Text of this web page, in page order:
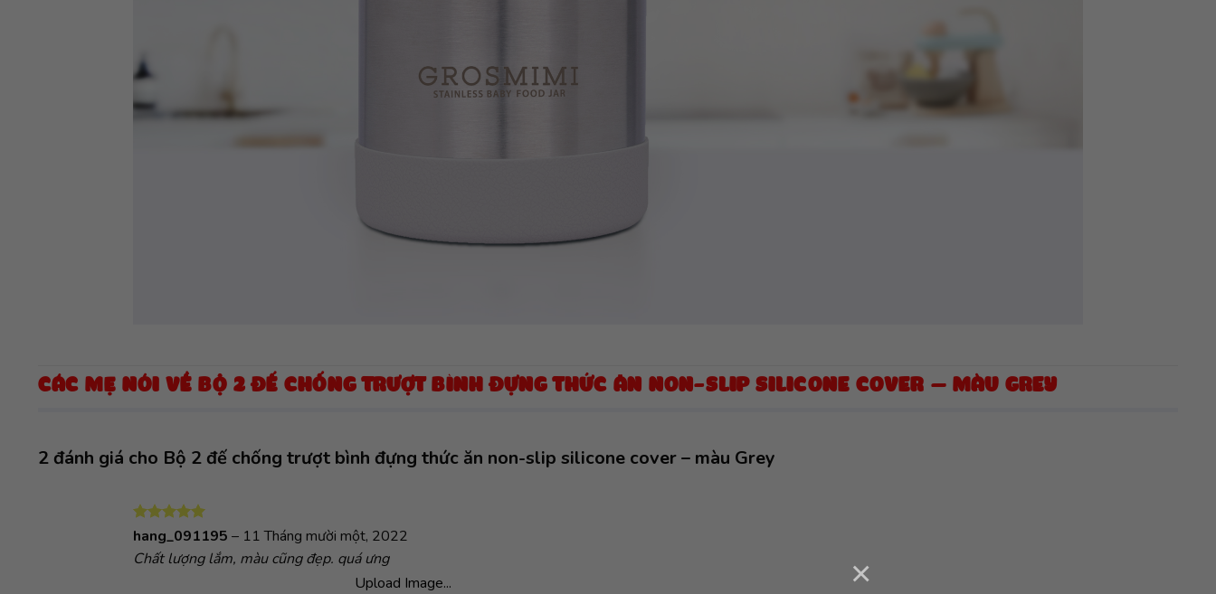
Upload Image... ×
CÁC MẸ NÓI VỀ BỘ 2 ĐẾ CHỐNG TRƯỢT BÌNH ĐỰNG THỨC ĂN NON-SLIP SILICONE COVER – MÀU GREY
2 đánh giá cho Bộ 2 đế chống trượt bình đựng thức ăn non-slip silicone cover – màu Grey
Được xếp
hạng
sao
hang_091195 – 11 Tháng mười một, 2022
Chất lượng lắm, màu cũng đẹp. quá ưng